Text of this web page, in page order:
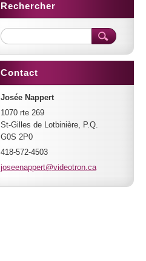
Rechercher
Contact
Josée Nappert
1070 rte 269
St-Gilles de Lotbinière, P.Q.
G0S 2P0
418-572-4503
joseenappert@videotron.ca